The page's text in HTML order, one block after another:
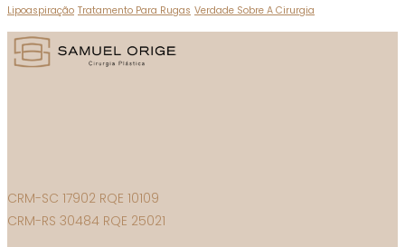
Lipoaspiração Tratamento Para Rugas Verdade Sobre A Cirurgia
CRM-SC 17902 RQE 10109
CRM-RS 30484 RQE 25021